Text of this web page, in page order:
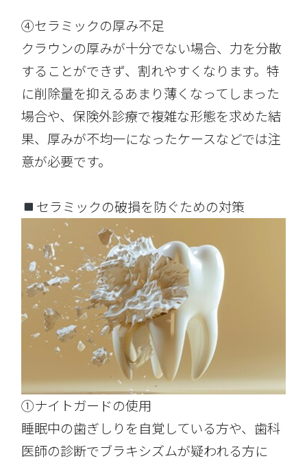
④セラミックの厚み不足
クラウンの厚みが十分でない場合、力を分散
することができず、割れやすくなります。特
に削除量を抑えるあまり薄くなってしまった
場合や、保険外診療で複雑な形態を求めた結
果、厚みが不均一になったケースなどでは注
意が必要です。
セラミックの破損を防ぐための対策
①ナイトガードの使用
睡眠中の歯ぎしりを自覚している方や、歯科
医師の診断でブラキシズムが疑われる方に